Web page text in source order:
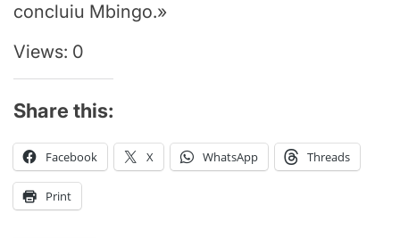
concluiu Mbingo.»
Views: 0
Share this:
Facebook X WhatsApp Threads
Print